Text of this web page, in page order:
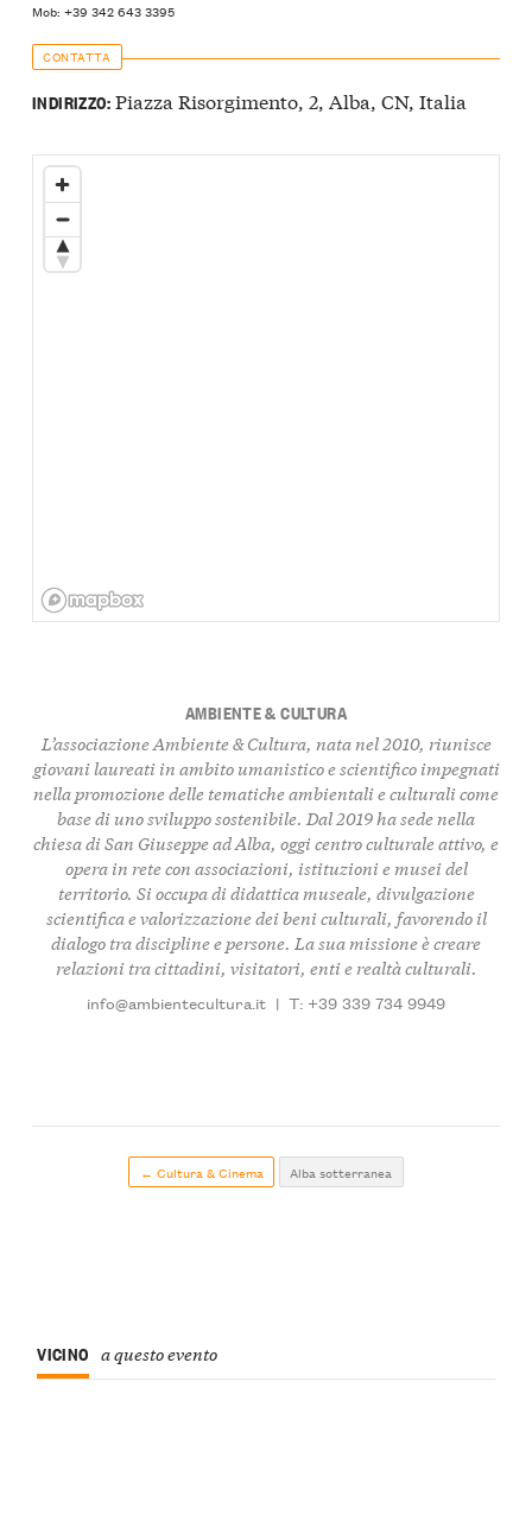
Mob: +39 342 643 3395
CONTATTA
INDIRIZZO:Piazza Risorgimento, 2, Alba, CN, Italia
AMBIENTE & CULTURA
L’associazione Ambiente & Cultura, nata nel 2010, riunisce
giovani laureati in ambito umanistico e scientifico impegnati
nella promozione delle tematiche ambientali e culturali come
base di uno sviluppo sostenibile. Dal 2019 ha sede nella
chiesa di San Giuseppe ad Alba, oggi centro culturale attivo, e
opera in rete con associazioni, istituzioni e musei del
territorio. Si occupa di didattica museale, divulgazione
scientifica e valorizzazione dei beni culturali, favorendo il
dialogo tra discipline e persone. La sua missione è creare
relazioni tra cittadini, visitatori, enti e realtà culturali.
info@ambientecultura.it | T: +39 339 734 9949
← Cultura & Cinema Alba sotterranea
VICINO a questo evento